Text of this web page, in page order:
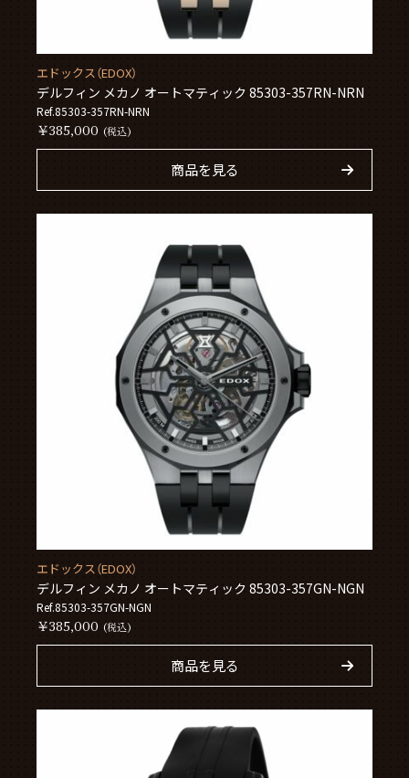
エドックス（EDOX）
デルフィン メカノ オートマティック 85303-357RN-NRN
Ref.85303-357RN-NRN
￥385,000 (税込)
商品を見る
エドックス（EDOX）
デルフィン メカノ オートマティック 85303-357GN-NGN
Ref.85303-357GN-NGN
￥385,000 (税込)
商品を見る